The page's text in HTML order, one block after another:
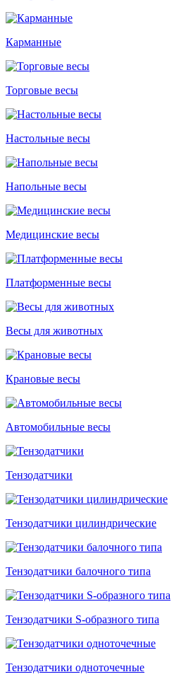
Карманные
Торговые весы
Настольные весы
Напольные весы
Медицинские весы
Платформенные весы
Весы для животных
Крановые весы
Автомобильные весы
Тензодатчики
Тензодатчики цилиндрические
Тензодатчики балочного типа
Тензодатчики S-образного типа
Тензодатчики одноточечные